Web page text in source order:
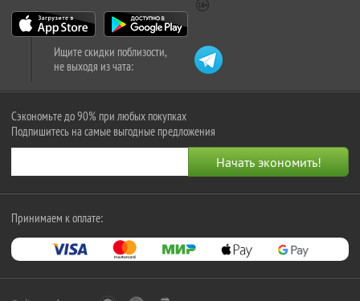
Ищите скидки поблизости,
не выходя из чата:
Сэкономьте до 90% при любых покупках
Подпишитесь на самые выгодные предложения
Принимаем к оплате: